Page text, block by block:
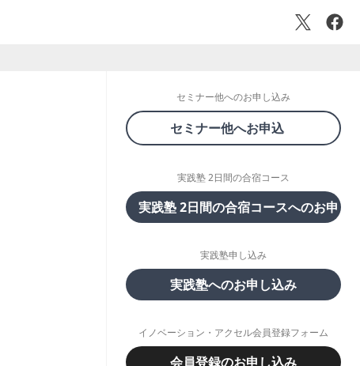
セミナー他へのお申し込み
セミナー他へお申込
実践塾 2日間の合宿コース
実践塾 2日間の合宿コースへのお申し
実践塾申し込み
実践塾へのお申し込み
イノベーション・アクセル会員登録フォーム
会員登録のお申し込み